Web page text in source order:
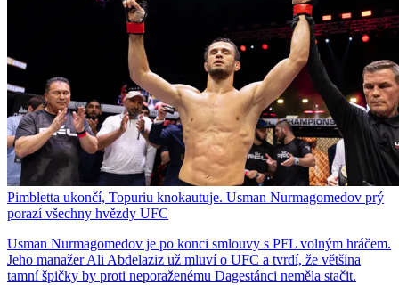
Pimbletta ukončí, Topuriu knokautuje. Usman Nurmagomedov prý
porazí všechny hvězdy UFC
Usman Nurmagomedov je po konci smlouvy s PFL volným hráčem.
Jeho manažer Ali Abdelaziz už mluví o UFC a tvrdí, že většina
tamní špičky by proti neporaženému Dagestánci neměla stačit.